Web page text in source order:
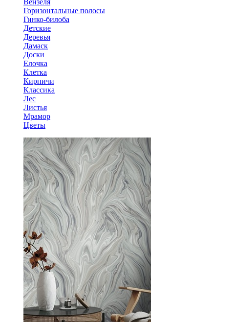
Вензеля
Горизонтальные полосы
Гинко-билоба
Детские
Деревья
Дамаск
Доски
Елочка
Клетка
Кирпичи
Классика
Лес
Листья
Мрамор
Цветы